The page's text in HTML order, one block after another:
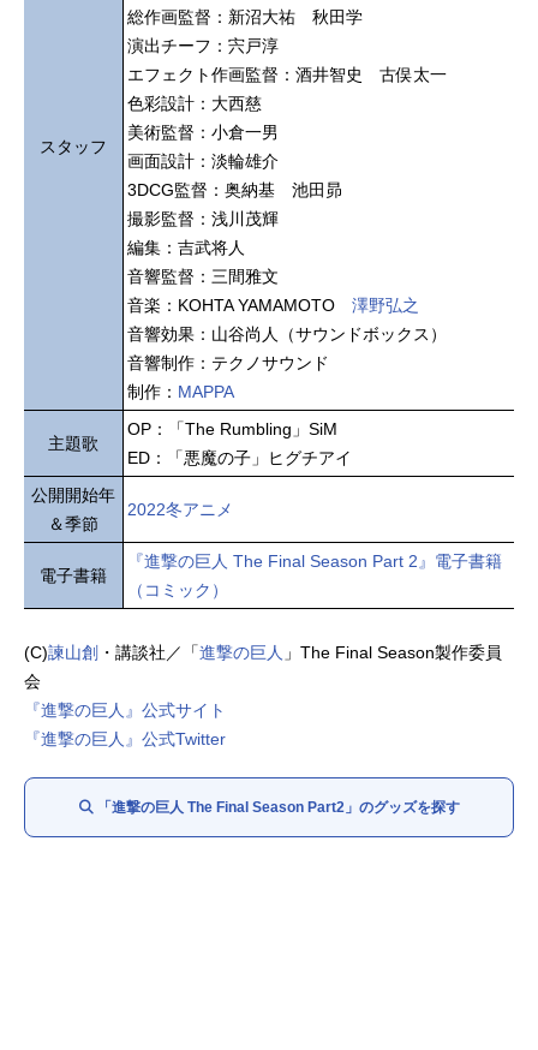
スタッフ
総作画監督：新沼大祐 秋田学
演出チーフ：宍戸淳
エフェクト作画監督：酒井智史 古俣太一
色彩設計：大西慈
美術監督：小倉一男
画面設計：淡輪雄介
3DCG監督：奥納基 池田昴
撮影監督：浅川茂輝
編集：吉武将人
音響監督：三間雅文
音楽：KOHTA YAMAMOTO 澤野弘之
音響効果：山谷尚人（サウンドボックス）
音響制作：テクノサウンド
制作： MAPPA
主題歌
OP：「The Rumbling」SiM
ED：「悪魔の子」ヒグチアイ
公開開始年
＆季節
2022冬アニメ
電子書籍
『進撃の巨人 The Final Season Part 2』電子書籍
（コミック）
(C)諫山創 ・講談社／「進撃の巨人 」The Final Season製作委員
会
『進撃の巨人』公式サイト
『進撃の巨人』公式Twitter
「進撃の巨人 The Final Season Part2」のグッズを探す